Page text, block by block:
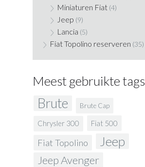
Miniaturen Fiat (4)
Jeep (9)
Lancia (5)
Fiat Topolino reserveren (35)
Meest gebruikte tags
Brute Brute Cap
Chrysler 300 Fiat 500
Fiat Topolino Jeep
Jeep Avenger